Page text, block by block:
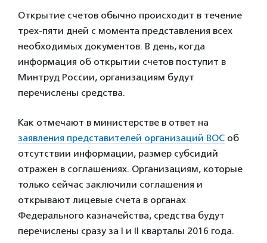
Открытие счетов обычно происходит в течение
трех-пяти дней с момента представления всех
необходимых документов. В день, когда
информация об открытии счетов поступит в
Минтруд России, организациям будут
перечислены средства.
Как отмечают в министерстве в ответ на
заявления представителей организаций ВОС об
отсутствии информации, размер субсидий
отражен в соглашениях. Организациям, которые
только сейчас заключили соглашения и
открывают лицевые счета в органах
Федерального казначейства, средства будут
перечислены сразу за I и II кварталы 2016 года.